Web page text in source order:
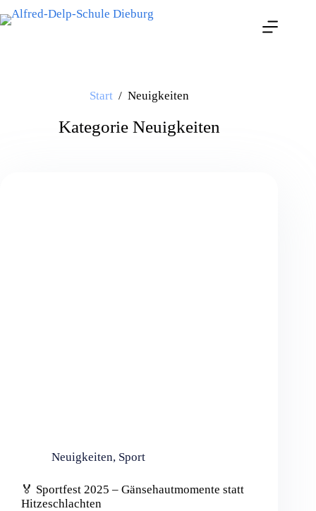
Start / Neuigkeiten
KategorieNeuigkeiten
Neuigkeiten, Sport
🏅 Sportfest 2025 – Gänsehautmomente statt
Hitzeschlachten